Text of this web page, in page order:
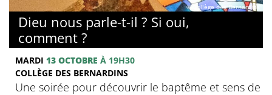
© Collège des Bernardins
Dieu nous parle-t-il ? Si oui,
comment ?
MARDI 13 OCTOBRE À 19H30
COLLÈGE DES BERNARDINS
Une soirée pour découvrir le baptême et sens de